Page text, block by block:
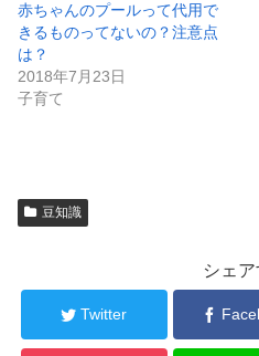
赤ちゃんのプールって代用で
きるものってないの？注意点
は？
2018年7月23日
子育て
豆知識
シェア
Twitter